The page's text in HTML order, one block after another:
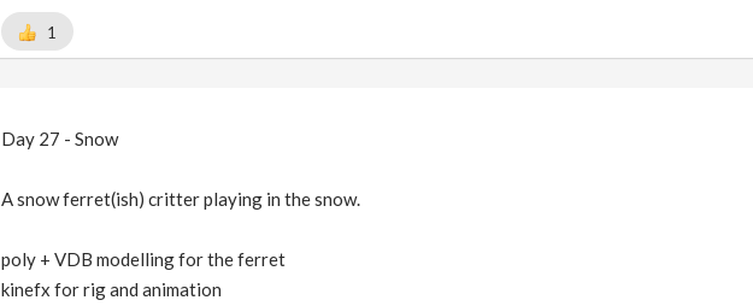
1
Day 27 - Snow
A snow ferret(ish) critter playing in the snow.
poly + VDB modelling for the ferret
kinefx for rig and animation